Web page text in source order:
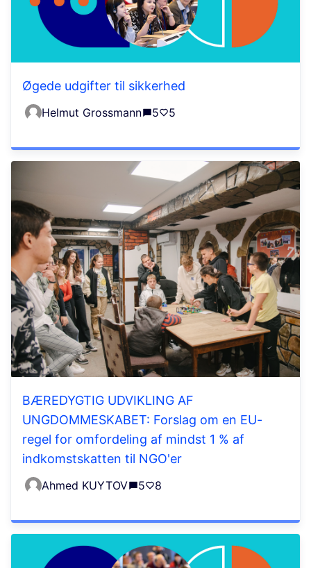
Øgede udgifter til sikkerhed
Helmut Grossmann 5 5
BÆREDYGTIG UDVIKLING AF
UNGDOMMESKABET: Forslag om en EU-
regel for omfordeling af mindst 1 % af
indkomstskatten til NGO'er
Ahmed KUYTOV 5 8